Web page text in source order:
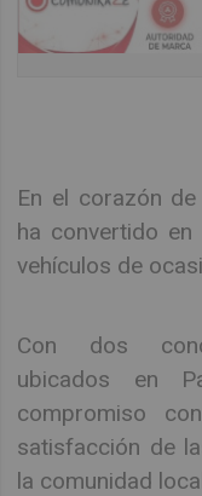
En el corazón de
ha convertido
vehículos de
Con dos
ubicados en
compromiso
satisfacción de
la comunidad